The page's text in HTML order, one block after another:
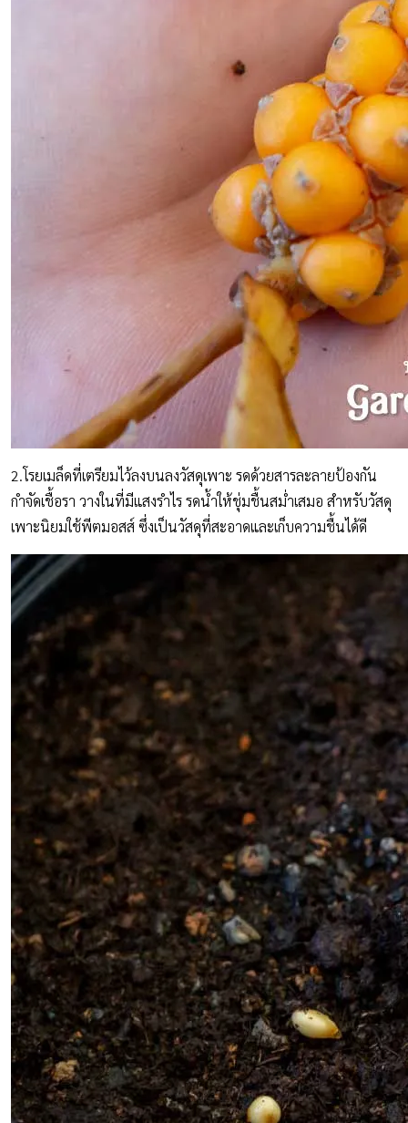
2.โรยเมล็ดที่เตรียมไว้ลงบนลงวัสดุเพาะ รดด้วยสารละลายป้องกัน
กำจัดเชื้อรา วางในที่มีแสงรำไร รดน้ำให้ชุ่มชื้นสม่ำเสมอ สำหรับวัสดุ
เพาะนิยมใช้พีตมอสส์ ซึ่งเป็นวัสดุที่สะอาดและเก็บความชื้นได้ดี